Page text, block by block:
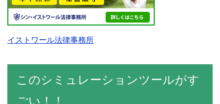
イストワール法律事務所
このシミュレーションツールがす
ごい！！